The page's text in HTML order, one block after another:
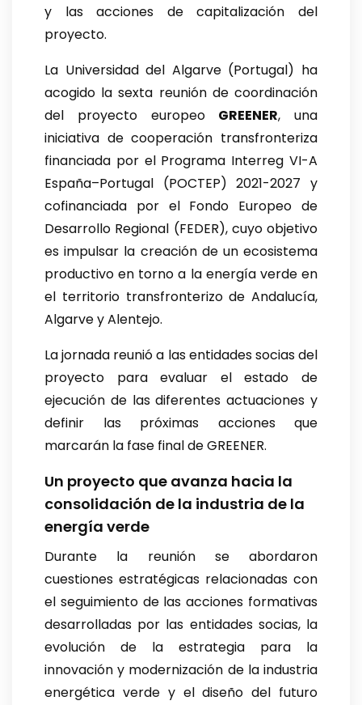
y las acciones de capitalización del
proyecto.
La Universidad del Algarve (Portugal) ha
acogido la sexta reunión de coordinación
del proyecto europeo GREENER, una
iniciativa de cooperación transfronteriza
financiada por el Programa Interreg VI-A
España–Portugal (POCTEP) 2021-2027 y
cofinanciada por el Fondo Europeo de
Desarrollo Regional (FEDER), cuyo objetivo
es impulsar la creación de un ecosistema
productivo en torno a la energía verde en
el territorio transfronterizo de Andalucía,
Algarve y Alentejo.
La jornada reunió a las entidades socias del
proyecto para evaluar el estado de
ejecución de las diferentes actuaciones y
definir las próximas acciones que
marcarán la fase final de GREENER.
Un proyecto que avanza hacia la
consolidación de la industria de la
energía verde
Durante la reunión se abordaron
cuestiones estratégicas relacionadas con
el seguimiento de las acciones formativas
desarrolladas por las entidades socias, la
evolución de la estrategia para la
innovación y modernización de la industria
energética verde y el diseño del futuro